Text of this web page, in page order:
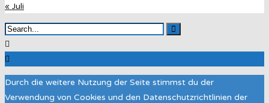
« Juli
Durch die weitere Nutzung der Seite stimmst du der
Verwendung von Cookies und den Datenschutzrichtlinien der